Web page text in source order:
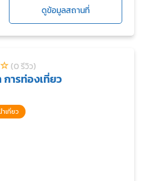
ดูข้อมูลสถานที่
(0 รีวิว)
ารท่องเที่ยว
เที่ยว